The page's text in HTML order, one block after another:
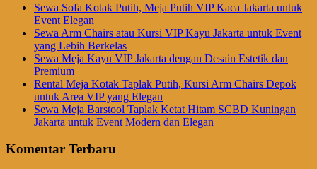
Sewa Sofa Kotak Putih, Meja Putih VIP Kaca Jakarta untuk
Event Elegan
Sewa Arm Chairs atau Kursi VIP Kayu Jakarta untuk Event
yang Lebih Berkelas
Sewa Meja Kayu VIP Jakarta dengan Desain Estetik dan
Premium
Rental Meja Kotak Taplak Putih, Kursi Arm Chairs Depok
untuk Area VIP yang Elegan
Sewa Meja Barstool Taplak Ketat Hitam SCBD Kuningan
Jakarta untuk Event Modern dan Elegan
Komentar Terbaru